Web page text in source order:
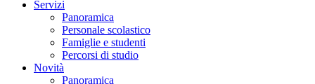
Servizi
Panoramica
Personale scolastico
Famiglie e studenti
Percorsi di studio
Novità
Panoramica